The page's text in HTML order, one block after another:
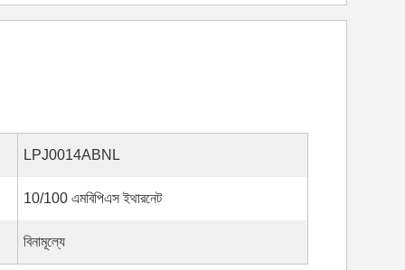
LPJ0014ABNL
10/100 এমবিপিএস ইথারনেট
বিনামূল্যে